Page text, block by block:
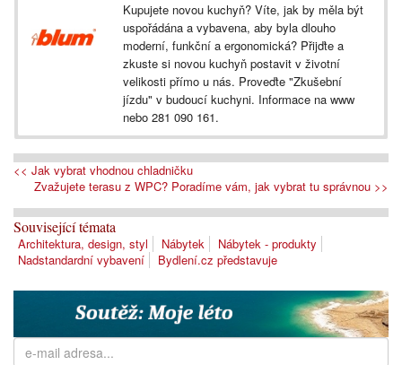
Kupujete novou kuchyň? Víte, jak by měla být
uspořádána a vybavena, aby byla dlouho
moderní, funkční a ergonomická? Přijďte a
zkuste si novou kuchyň postavit v životní
velikosti přímo u nás. Proveďte "Zkušební
jízdu" v budoucí kuchyni. Informace na www
nebo 281 090 161.
<< Jak vybrat vhodnou chladničku
Zvažujete terasu z WPC? Poradíme vám, jak vybrat tu správnou >>
Související témata
Architektura, design, styl Nábytek
Nábytek - produkty
Nadstandardní vybavení
Bydlení.cz představuje